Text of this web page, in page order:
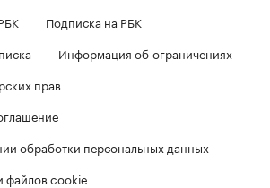
Подписка на РБК
Информация об ограничениях
прав
обработки персональных данных
файлов cookie